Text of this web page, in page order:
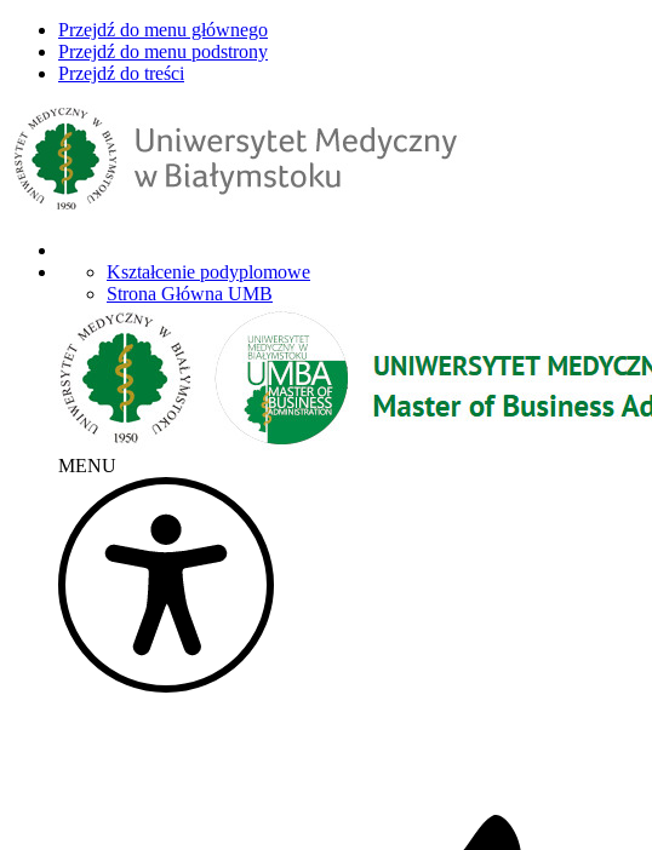
Przejdź do menu głównego
Przejdź do menu podstrony
Przejdź do treści
Kształcenie podyplomowe
Strona Główna UMB
MENU